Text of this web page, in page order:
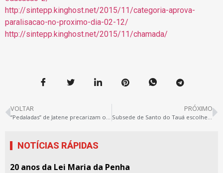
http://sintepp.kinghost.net/2015/11/categoria-aprova-
paralisacao-no-proximo-dia-02-12/
http://sintepp.kinghost.net/2015/11/chamada/
VOLTAR
“Pedaladas” de Jatene precarizam o salário dos (as) trabalhadores (as) em educação
PRÓXIMO
Subsede de Santo do Tauá escolhe nova gestão
NOTÍCIAS RÁPIDAS
20 anos da Lei Maria da Penha